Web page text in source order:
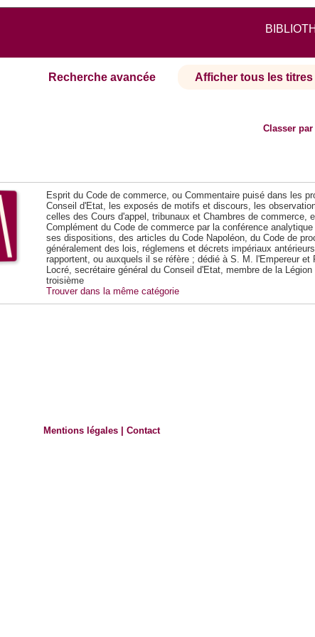
Recherche avancée Afficher tous les titres
Classer par
Esprit du Code de commerce, ou Commentaire puisé dans les
Conseil d'Etat, les exposés de motifs et discours, les
celles des Cours d'appel, tribunaux et Chambres de commerce,
Complément du Code de commerce par la conférence
ses dispositions, des articles du Code Napoléon, du Code de
généralement des lois, réglemens et décrets impériaux
rapportent, ou auxquels il se réfère ; dédié à S. M. l'Empereur et
Locré, secrétaire général du Conseil d'Etat, membre de la Légion
troisième
Trouver dans la même catégorie
Mentions légales |Contact